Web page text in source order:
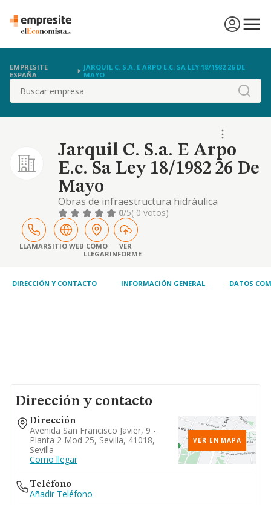
EMPRESITE
ESPAÑA
JARQUIL C. S.A. E ARPO E.C. SA LEY 18/1982 26 DE
MAYO
Buscar
Jarquil C. S.a. E Arpo
E.c. Sa Ley 18/1982 26 De
Mayo
Obras de infraestructura hidráulica
necesarias para el abastecimiento con agua
desalada a la población de el ejido,
0/5( 0 votos)
LLAMARSITIO WEB CÓMO
LLEGAR
VER
INFORME
DIRECCIÓN Y CONTACTO INFORMACIÓN GENERAL DATOS
Dirección y contacto
Dirección
Avenida San Francisco Javier, 9 -
Planta 2 Mod 25, Sevilla, 41018,
Sevilla
Como llegar
VER EN MAPA
Teléfono
Añadir Teléfono